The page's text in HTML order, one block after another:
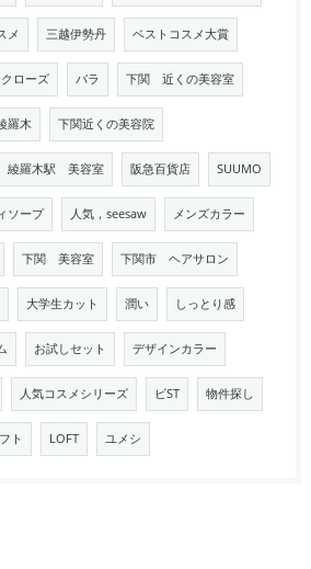
メ 三越伊勢丹 ベストコスメ大賞
ローズ バラ 下関 近くの美容室
羅木 下関近くの美容院
綾羅木駅 美容室 阪急百貨店 SUUMO
ソープ 人気，seesaw メンズカラー
下関 美容室 下関市 ヘアサロン
大学生カット 潤い しっとり感
お試しセット デザインカラー
人気コスメシリーズ ビST 物件探し
ト LOFT ユメシ